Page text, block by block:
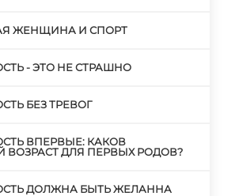
ЖЕНЩИНА И СПОРТ
- ЭТО НЕ СТРАШНО
БЕЗ ТРЕВОГ
ВПЕРВЫЕ: КАКОВ
ВОЗРАСТ ДЛЯ ПЕРВЫХ РОДОВ?
ДОЛЖНА БЫТЬ ЖЕЛАННА